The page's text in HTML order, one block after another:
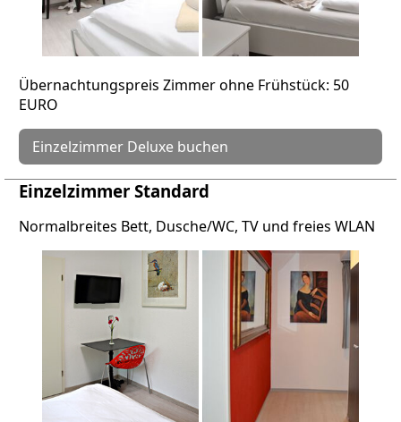
Übernachtungspreis Zimmer ohne Frühstück: 50
EURO
Einzelzimmer Deluxe buchen
Einzelzimmer Standard
Normalbreites Bett, Dusche/WC, TV und freies WLAN